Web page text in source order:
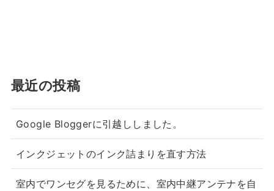
最近の投稿
Google Bloggerに引越ししました。
インクジェットのインク詰まりを直す方法
室内でワンセグを見るために、室内中継アンテナを自